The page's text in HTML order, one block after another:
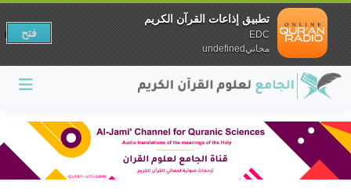
تطبيق إذاعات القرآن الكريم
EDC
مجانيundefined
فتح